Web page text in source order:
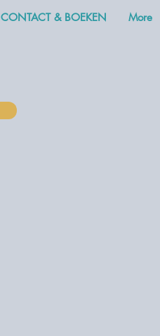
CONTACT & BOEKEN More